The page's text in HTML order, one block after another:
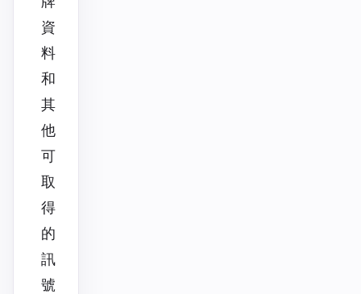
資
料
和
其
他
可
取
得
的
訊
號